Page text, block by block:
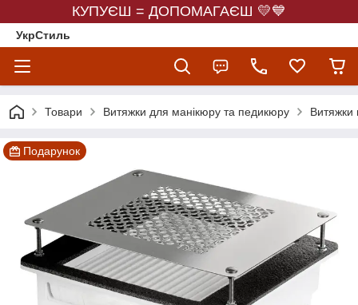
КУПУЄШ = ДОПОМАГАЄШ 💛💙
УкрСтиль
Товари Витяжки для манікюру та педикюру Витяжки
Подарунок